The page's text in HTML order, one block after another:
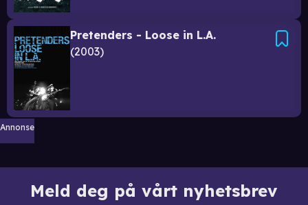
Pretenders - Loose in L.A.
2003
Annonse
Meld deg på vårt nyhetsbrev